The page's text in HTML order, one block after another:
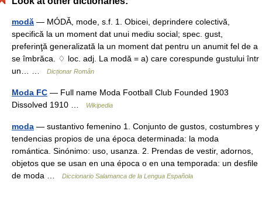
modă — MÓDĂ, mode, s.f. 1. Obicei, deprindere colectivă,
specifică la un moment dat unui mediu social; spec. gust,
preferinţă generalizată la un moment dat pentru un anumit fel de a
se îmbrăca. ♢ loc. adj. La modă = a) care corespunde gustului într
un… …
Dicționar Român
Moda FC — Full name Moda Football Club Founded 1903
Dissolved 1910 …
Wikipedia
moda — sustantivo femenino 1. Conjunto de gustos, costumbres y
tendencias propios de una época determinada: la moda
romántica. Sinónimo: uso, usanza. 2. Prendas de vestir, adornos,
objetos que se usan en una época o en una temporada: un desfile
de moda …
Diccionario Salamanca de la Lengua Española